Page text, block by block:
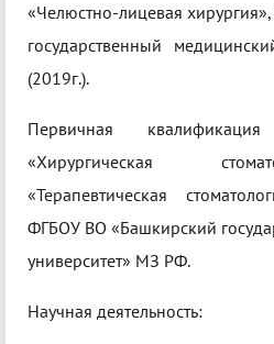
«Челюстно-лицевая
государственный
(2019г.).
Первичная
«Хирургическая
«Терапевтическая
ФГБОУ ВО «Башкирский
университет» МЗ РФ.
Научная деятельность: